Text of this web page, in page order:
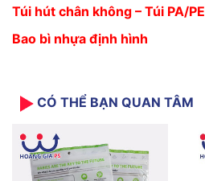
Túi hút chân không – Túi PA/PE
Bao bì nhựa định hình
CÓ THỂ BẠN QUAN TÂM